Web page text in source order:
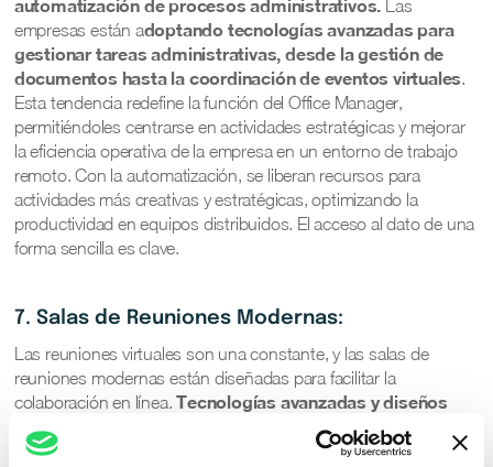
automatización de procesos administrativos. Las
empresas están adoptando tecnologías avanzadas para
gestionar tareas administrativas, desde la gestión de
documentos hasta la coordinación de eventos virtuales.
Esta tendencia redefine la función del Office Manager,
permitiéndoles centrarse en actividades estratégicas y mejorar
la eficiencia operativa de la empresa en un entorno de trabajo
remoto. Con la automatización, se liberan recursos para
actividades más creativas y estratégicas, optimizando la
productividad en equipos distribuidos. El acceso al dato de una
forma sencilla es clave.
7. Salas de Reuniones Modernas:
Las reuniones virtuales son una constante, y las salas de
reuniones modernas están diseñadas para facilitar la
colaboración en línea. Tecnologías avanzadas y diseños
ergonómicos permiten una comunicación fluida y
efectiva
entre equipos dispersos geográficamente.